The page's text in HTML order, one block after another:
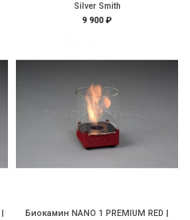
Silver Smith
9 900 ₽
Биокамин NANO 1 PREMIUM RED |